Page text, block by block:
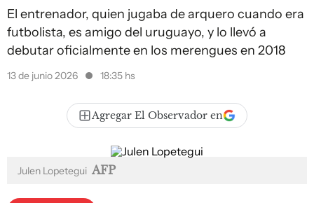
El entrenador, quien jugaba de arquero cuando era
futbolista, es amigo del uruguayo, y lo llevó a
debutar oficialmente en los merengues en 2018
13 de junio 2026 18:35 hs
Agregar El Observador en
Julen Lopetegui AFP